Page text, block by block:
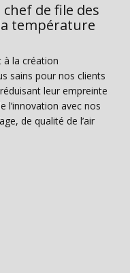
chef de file des
température
à la création
sains pour nos clients
leur empreinte
l’innovation avec nos
de qualité de l’air